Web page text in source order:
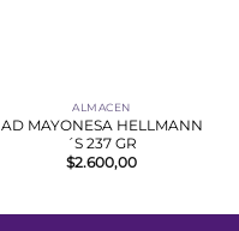
ALMACEN
AD MAYONESA HELLMANN
´S 237 GR
$2.600,00